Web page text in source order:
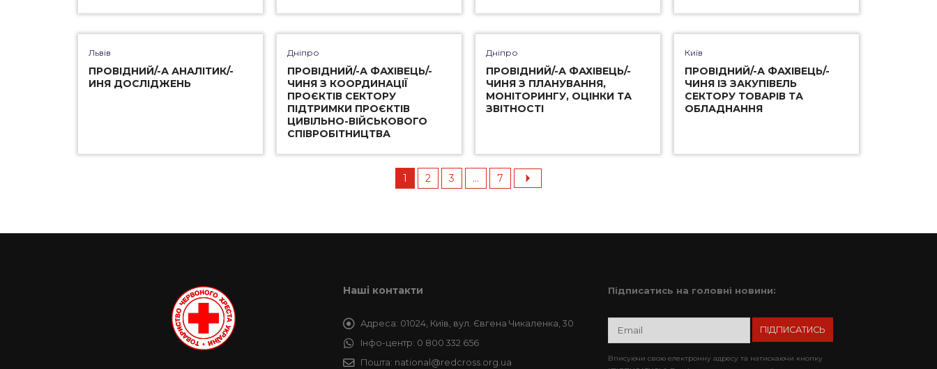
Львів
ПРОВІДНИЙ/-А АНАЛІТИК/-
ИНЯ ДОСЛІДЖЕНЬ
Дніпро
ПРОВІДНИЙ/-А ФАХІВЕЦЬ/-
ЧИНЯ З КООРДИНАЦІЇ
ПРОЄКТІВ СЕКТОРУ
ПІДТРИМКИ ПРОЄКТІВ
ЦИВІЛЬНО-ВІЙСЬКОВОГО
СПІВРОБІТНИЦТВА
Дніпро
ПРОВІДНИЙ/-А ФАХІВЕЦЬ/-
ЧИНЯ З ПЛАНУВАННЯ,
МОНІТОРИНГУ, ОЦІНКИ ТА
ЗВІТНОСТІ
Київ
ПРОВІДНИЙ/-А ФАХІВЕЦЬ/-
ЧИНЯ ІЗ ЗАКУПІВЕЛЬ
СЕКТОРУ ТОВАРІВ ТА
ОБЛАДНАННЯ
1 2 3 ... 7
Наші контакти
Адреса: 01024, Київ, вул. Євгена Чикаленка, 30
Інфо-центр: 0 800 332 656
Пошта: national@redcross.org.ua
Підписатись на головні новини:
Вписуючи свою електронну адресу та натискаючи кнопку